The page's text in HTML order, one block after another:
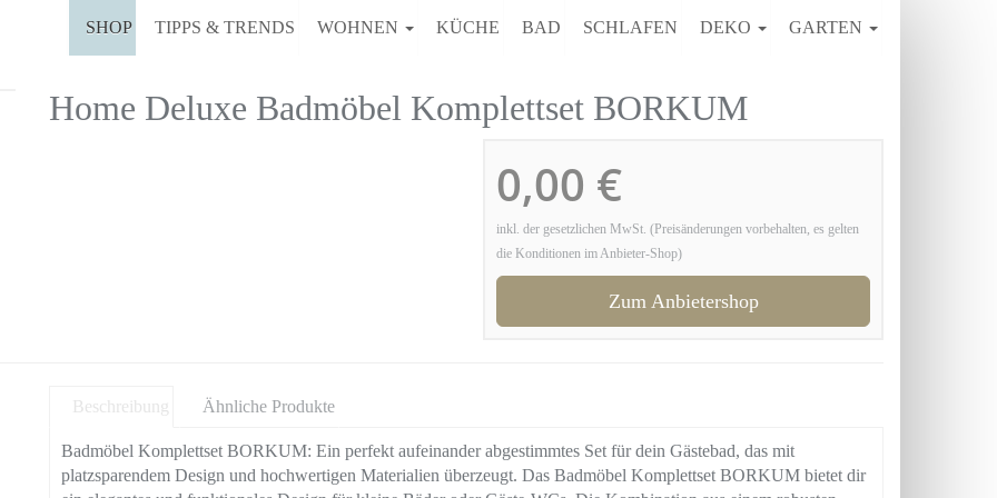
SHOP TIPPS & TRENDS WOHNEN KÜCHE BAD SCHLAFEN DEKO GARTEN
Home Deluxe Badmöbel Komplettset BORKUM
0,00 €
inkl. der gesetzlichen MwSt. (Preisänderungen vorbehalten, es gelten
die Konditionen im Anbieter-Shop)
Zum Anbietershop
Beschreibung Ähnliche Produkte
Badmöbel Komplettset BORKUM: Ein perfekt aufeinander abgestimmtes Set für dein Gästebad, das mit
platzsparendem Design und hochwertigen Materialien überzeugt. Das Badmöbel Komplettset BORKUM bietet dir